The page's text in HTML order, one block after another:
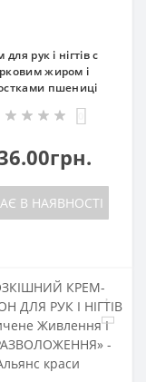
для рук і нігтів c
жиром і
пшениці
В НАЯВНОСТІ